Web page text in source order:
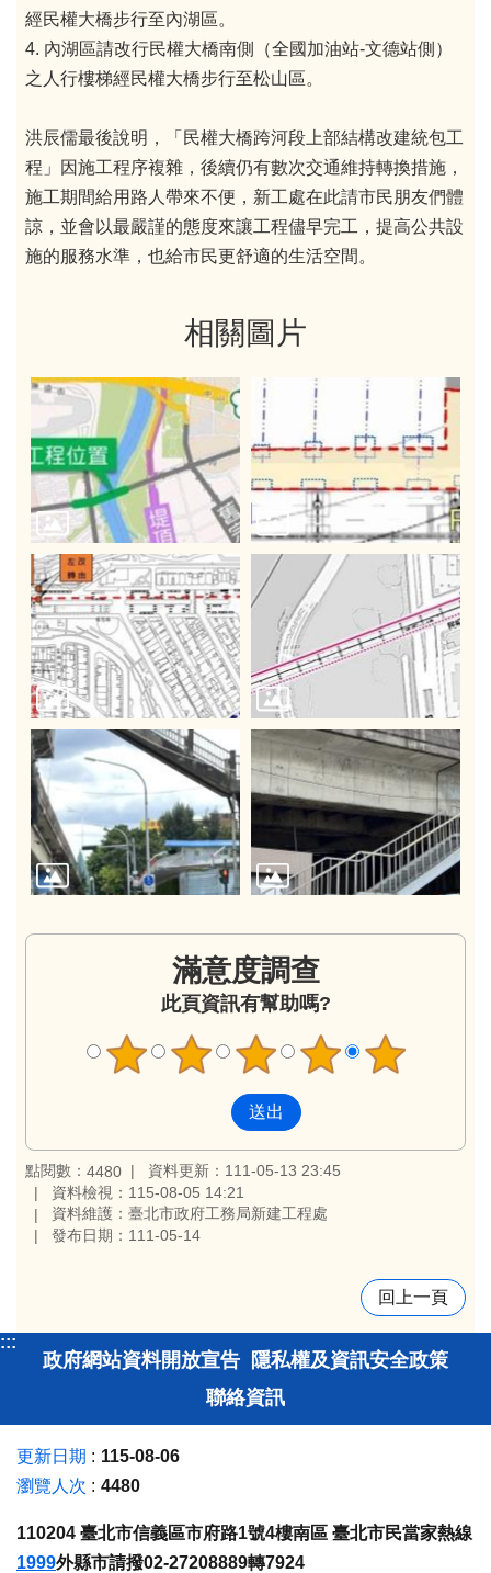
經民權大橋步行至內湖區。
4. 內湖區請改行民權大橋南側（全國加油站-文德站側）
之人行樓梯經民權大橋步行至松山區。
洪辰儒最後說明，「民權大橋跨河段上部結構改建統包工
程」因施工程序複雜，後續仍有數次交通維持轉換措施，
施工期間給用路人帶來不便，新工處在此請市民朋友們體
諒，並會以最嚴謹的態度來讓工程儘早完工，提高公共設
施的服務水準，也給市民更舒適的生活空間。
相關圖片
滿意度調查
此頁資訊有幫助嗎?
點閱數： 4480
資料更新：111-05-13 23:45
資料檢視：115-08-05 14:21
資料維護：臺北市政府工務局新建工程處
發布日期：111-05-14
回上一頁
:::
政府網站資料開放宣告 隱私權及資訊安全政策
聯絡資訊
更新日期
115-08-06
瀏覽人次
4480
110204 臺北市信義區市府路1號4樓南區 臺北市民當家熱線
1999外縣市請撥02-27208889轉7924